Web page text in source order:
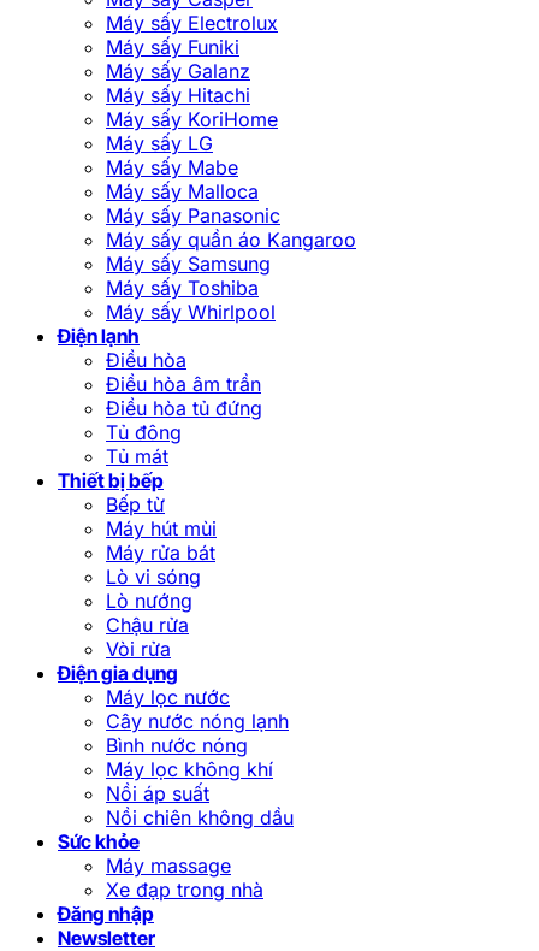
Máy sấy Electrolux
Máy sấy Funiki
Máy sấy Galanz
Máy sấy Hitachi
Máy sấy KoriHome
Máy sấy LG
Máy sấy Mabe
Máy sấy Malloca
Máy sấy Panasonic
Máy sấy quần áo Kangaroo
Máy sấy Samsung
Máy sấy Toshiba
Máy sấy Whirlpool
Điện lạnh
Điều hòa
Điều hòa âm trần
Điều hòa tủ đứng
Tủ đông
Tủ mát
Thiết bị bếp
Bếp từ
Máy hút mùi
Máy rửa bát
Lò vi sóng
Lò nướng
Chậu rửa
Vòi rửa
Điện gia dụng
Máy lọc nước
Cây nước nóng lạnh
Bình nước nóng
Máy lọc không khí
Nồi áp suất
Nồi chiên không dầu
Sức khỏe
Máy massage
Xe đạp trong nhà
Đăng nhập
Newsletter